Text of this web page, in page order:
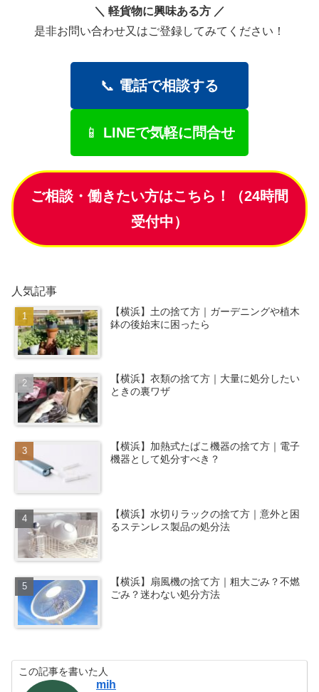
＼ 軽貨物に興味ある方 ／
是非お問い合わせ又はご登録してみてください！
📞 電話で相談する
📱 LINEで気軽に問合せ
ご相談・働きたい方はこちら！（24時間
受付中）
人気記事
【横浜】土の捨て方｜ガーデニングや植木
鉢の後始末に困ったら
【横浜】衣類の捨て方｜大量に処分したい
ときの裏ワザ
【横浜】加熱式たばこ機器の捨て方｜電子
機器として処分すべき？
【横浜】水切りラックの捨て方｜意外と困
るステンレス製品の処分法
【横浜】扇風機の捨て方｜粗大ごみ？不燃
ごみ？迷わない処分方法
この記事を書いた人
mih